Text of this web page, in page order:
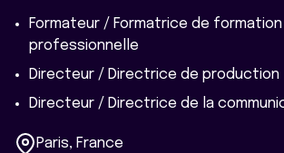
Formateur / Formatrice de formation
professionnelle
Directeur / Directrice de production
Directeur / Directrice de la
Paris, France